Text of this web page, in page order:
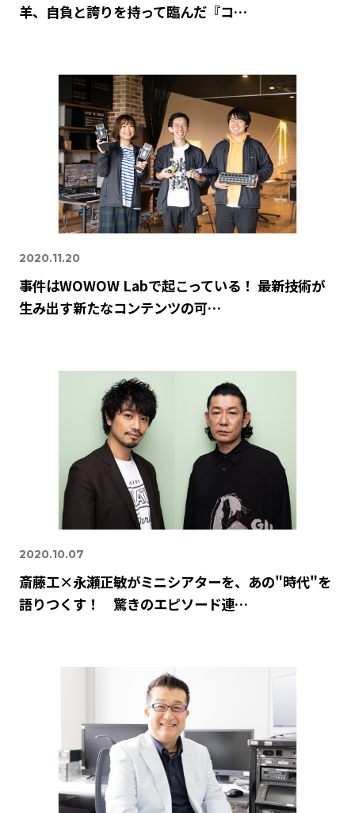
羊、自負と誇りを持って臨んだ『コ…
2020.11.20
事件はWOWOW Labで起こっている！ 最新技術が
生み出す新たなコンテンツの可…
2020.10.07
斎藤工×永瀬正敏がミニシアターを、あの"時代"を
語りつくす！ 驚きのエピソード連…